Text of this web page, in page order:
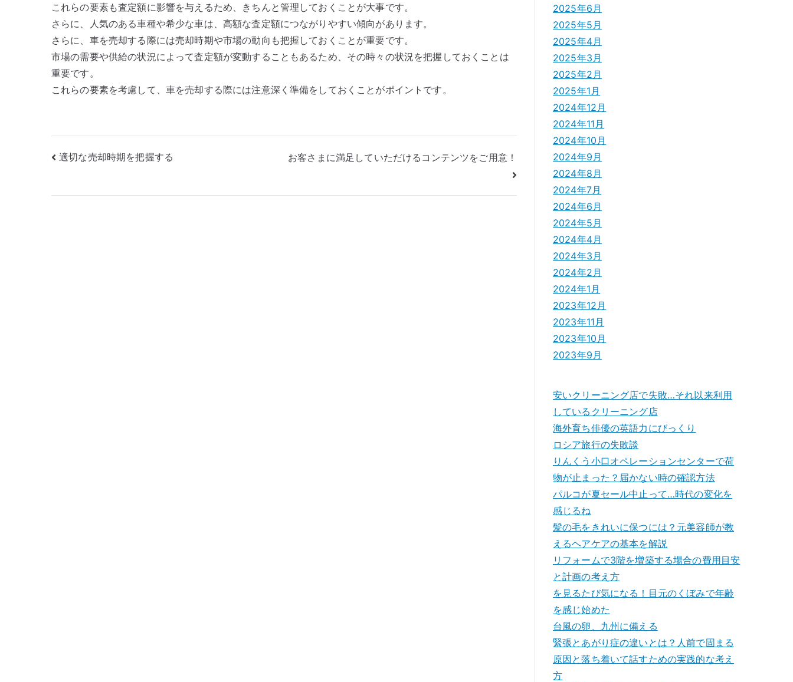
これらの要素も査定額に影響を与えるため、きちんと管理しておくことが大事です。
さらに、人気のある車種や希少な車は、高額な査定額につながりやすい傾向があります。
さらに、車を売却する際には売却時期や市場の動向も把握しておくことが重要です。
市場の需要や供給の状況によって査定額が変動することもあるため、その時々の状況を把握しておくことは
重要です。
これらの要素を考慮して、車を売却する際には注意深く準備をしておくことがポイントです。
投
適切な売却時期を把握する お客さまに満足していただけるコンテンツをご用意！
2025年6月
2025年5月
2025年4月
2025年3月
2025年2月
2025年1月
2024年12月
2024年11月
2024年10月
2024年9月
2024年8月
2024年7月
2024年6月
2024年5月
2024年4月
2024年3月
2024年2月
2024年1月
2023年12月
2023年11月
2023年10月
2023年9月
安いクリーニング店で失敗…それ以来利用
しているクリーニング店
海外育ち俳優の英語力にびっくり
ロシア旅行の失敗談
りんくう小口オペレーションセンターで荷
物が止まった？届かない時の確認方法
パルコが夏セール中止って…時代の変化を
感じるね
髪の毛をきれいに保つには？元美容師が教
えるヘアケアの基本を解説
リフォームで3階を増築する場合の費用目安
と計画の考え方
を見るたび気になる！目元のくぼみで年齢
を感じ始めた
台風の卵、九州に備える
緊張とあがり症の違いとは？人前で固まる
原因と落ち着いて話すための実践的な考え
方